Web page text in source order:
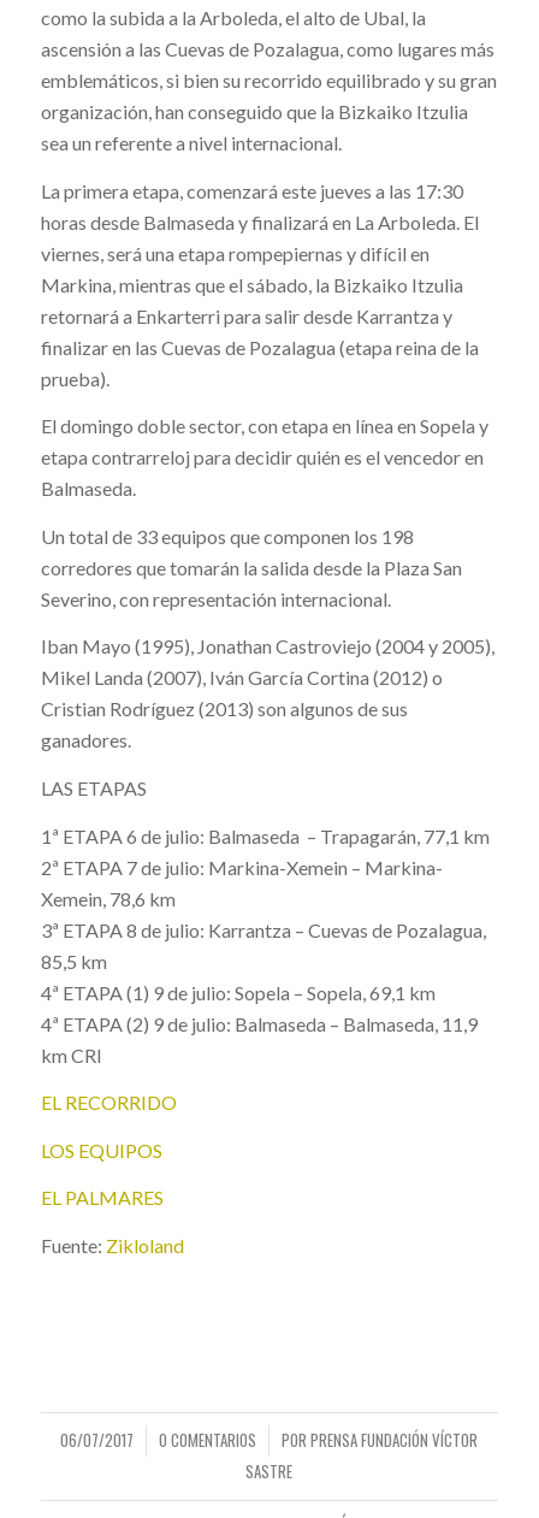
como la subida a la Arboleda, el alto de Ubal, la
ascensión a las Cuevas de Pozalagua, como lugares más
emblemáticos, si bien su recorrido equilibrado y su gran
organización, han conseguido que la Bizkaiko Itzulia
sea un referente a nivel internacional.
La primera etapa, comenzará este jueves a las 17:30
horas desde Balmaseda y finalizará en La Arboleda. El
viernes, será una etapa rompepiernas y difícil en
Markina, mientras que el sábado, la Bizkaiko Itzulia
retornará a Enkarterri para salir desde Karrantza y
finalizar en las Cuevas de Pozalagua (etapa reina de la
prueba).
El domingo doble sector, con etapa en línea en Sopela y
etapa contrarreloj para decidir quién es el vencedor en
Balmaseda.
Un total de 33 equipos que componen los 198
corredores que tomarán la salida desde la Plaza San
Severino, con representación internacional.
Iban Mayo (1995), Jonathan Castroviejo (2004 y 2005),
Mikel Landa (2007), Iván García Cortina (2012) o
Cristian Rodríguez (2013) son algunos de sus
ganadores.
LAS ETAPAS
1ª ETAPA 6 de julio: Balmaseda – Trapagarán, 77,1 km
2ª ETAPA 7 de julio: Markina-Xemein – Markina-
Xemein, 78,6 km
3ª ETAPA 8 de julio: Karrantza – Cuevas de Pozalagua,
85,5 km
4ª ETAPA (1) 9 de julio: Sopela – Sopela, 69,1 km
4ª ETAPA (2) 9 de julio: Balmaseda – Balmaseda, 11,9
km CRI
EL RECORRIDO
LOS EQUIPOS
EL PALMARES
Fuente: Zikloland
06/07/2017
/ 0 COMENTARIOS
/ PORPRENSA FUNDACIÓN VÍCTOR
SASTRE